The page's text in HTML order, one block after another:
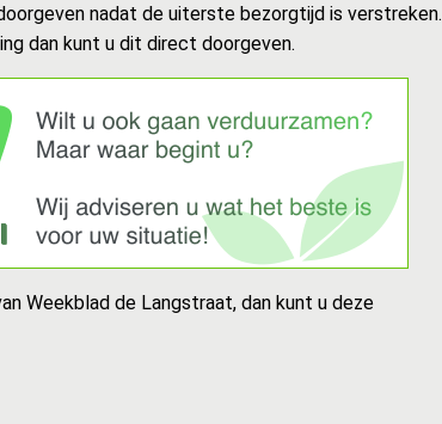
nadat de uiterste bezorgtijd is verstreken.
dan kunt u dit direct doorgeven.
Weekblad de Langstraat, dan kunt u deze